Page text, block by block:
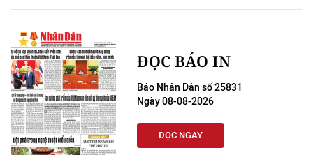
ĐỌC BÁO IN
Báo Nhân Dân số 25831
Ngày 08-08-2026
ĐỌC NGAY